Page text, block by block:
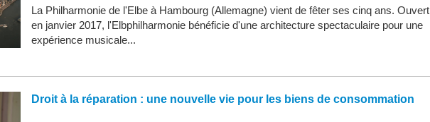
La Philharmonie de l'Elbe à Hambourg (Allemagne) vient de fêter ses cinq ans. Ouvert
en janvier 2017, l'Elbphilharmonie bénéficie d'une architecture spectaculaire pour une
expérience musicale...
Droit à la réparation : une nouvelle vie pour les biens de consommation